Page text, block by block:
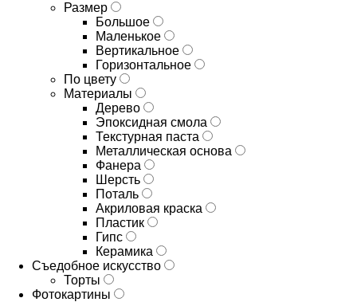
Размер
Большое
Маленькое
Вертикальное
Горизонтальное
По цвету
Материалы
Дерево
Эпоксидная смола
Текстурная паста
Металлическая основа
Фанера
Шерсть
Поталь
Акриловая краска
Пластик
Гипс
Керамика
Съедобное искусство
Торты
Фотокартины